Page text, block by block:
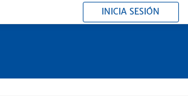
INICIA SESIÓN